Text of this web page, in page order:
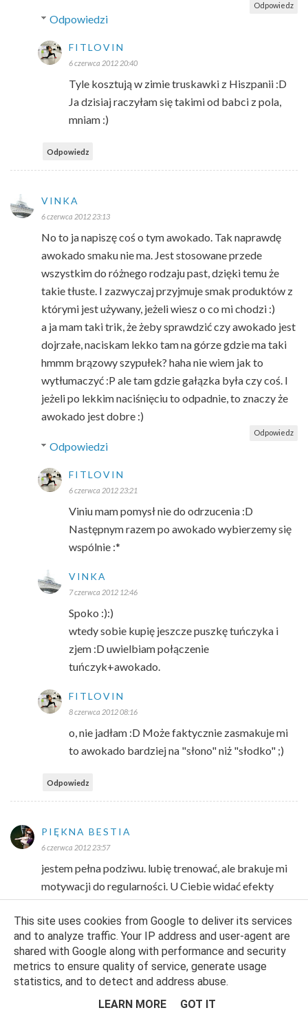
Odpowiedz
Odpowiedzi
FITLOVIN
6 czerwca 2012 20:40
Tyle kosztują w zimie truskawki z Hiszpanii :D
Ja dzisiaj raczyłam się takimi od babci z pola,
mniam :)
Odpowiedz
VINKA
6 czerwca 2012 23:13
No to ja napiszę coś o tym awokado. Tak naprawdę
awokado smaku nie ma. Jest stosowane przede
wszystkim do różnego rodzaju past, dzięki temu że
takie tłuste. I zazwyczaj przyjmuje smak produktów z
którymi jest używany, jeżeli wiesz o co mi chodzi :)
a ja mam taki trik, że żeby sprawdzić czy awokado jest
dojrzałe, naciskam lekko tam na górze gdzie ma taki
hmmm brązowy szypułek? haha nie wiem jak to
wytłumaczyć :P ale tam gdzie gałązka była czy coś. I
jeżeli po lekkim naciśnięciu to odpadnie, to znaczy że
awokado jest dobre :)
Odpowiedz
Odpowiedzi
FITLOVIN
6 czerwca 2012 23:21
Viniu mam pomysł nie do odrzucenia :D
Następnym razem po awokado wybierzemy się
wspólnie :*
VINKA
7 czerwca 2012 12:46
Spoko :):)
wtedy sobie kupię jeszcze puszkę tuńczyka i
zjem :D uwielbiam połączenie
tuńczyk+awokado.
FITLOVIN
8 czerwca 2012 08:16
o, nie jadłam :D Może faktycznie zasmakuje mi
to awokado bardziej na "słono" niż "słodko" ;)
Odpowiedz
PIĘKNA BESTIA
6 czerwca 2012 23:57
jestem pełna podziwu. lubię trenować, ale brakuje mi
motywacji do regularności. U Ciebie widać efekty
ciężkiej pracy
Odpowiedz
Odpowiedzi
FITLOVIN
8 czerwca 2012 08:16
Dziękuję :) Motywuj się codziennie to
This site uses cookies from Google to deliver its services
and to analyze traffic. Your IP address and user-agent are
shared with Google along with performance and security
metrics to ensure quality of service, generate usage
statistics, and to detect and address abuse.
LEARN MORE
GOT IT